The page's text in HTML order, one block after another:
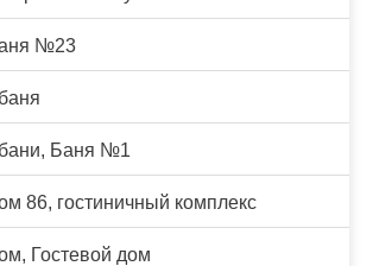
№23
бани, Баня №1
86, гостиничный комплекс
Гостевой дом